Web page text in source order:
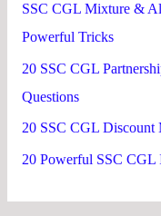
r
:
SSC CGL Mixture &
Powerful Tricks
20 SSC CGL
Questions
20 SSC CGL Discount
20 Powerful SSC CGL